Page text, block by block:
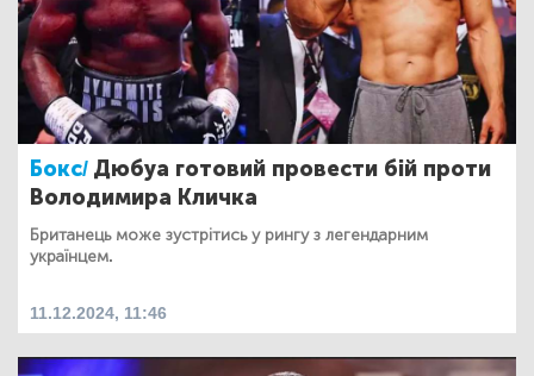
Бокс/ Дюбуа готовий провести бій проти
Володимира Кличка
Британець може зустрітись у рингу з легендарним
українцем.
11.12.2024, 11:46